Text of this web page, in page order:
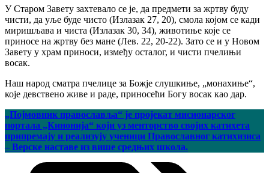
У Старом 3авету захтевало се је, да предмети за жртву буду
чисти, да уље буде чисто (Излазак 27, 20), смола којом се кади
миришљава и чиста (Излазак 30, 34), животиње које се
приносе на жртву без мане (Лев. 22, 20-22). Зато се и у Новом
Завету у храм приноси, између осталог, и чисти пчелињи
восак.
Наш народ сматра пчелице за Божје слушкиње, „монахиње“,
које девствено живе и раде, приносећи Богу восак као дар.
„Појмовник православља“ је пројекат мисионарског
портала „Кинонија“ који уз менторство својих катихета
припремају и реализују ученици Православног катихизиса
– Верске наставе из више средњих школа.